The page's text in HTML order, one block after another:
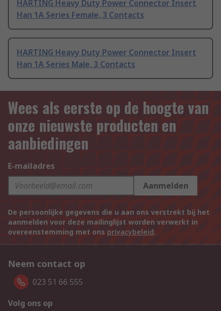
HARTING Heavy Duty Power Connector Insert
Han 1A Series Female, 3 Contacts
HARTING Heavy Duty Power Connector Insert
Han 1A Series Male, 3 Contacts
Wees als eerste op de hoogte van
onze nieuwste producten en
aanbiedingen
E-mailadres
Aanmelden
De persoonlijke gegevens die u aan ons verstrekt bij het
aanmelden voor deze mailinglijst worden verwerkt in
overeenstemming met ons privacybeleid.
Neem contact op
023 51 66 555
Volg ons op